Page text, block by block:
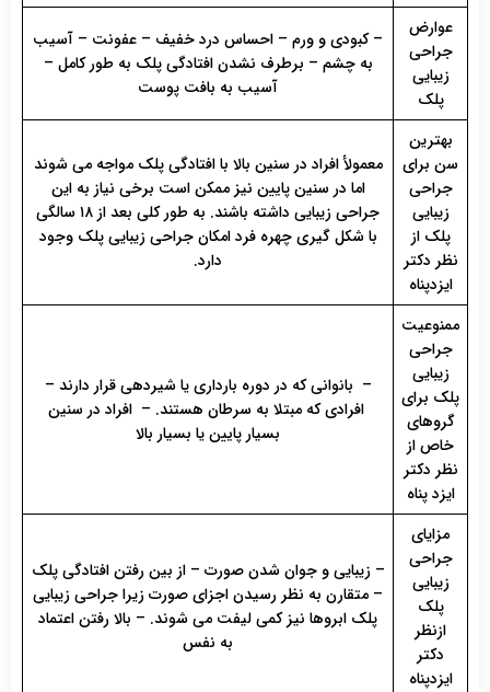
عوارض
جراحی
زیبایی
پلک
– کبودی و ورم – احساس درد خفیف – عفونت – آسیب
به چشم – برطرف نشدن افتادگی پلک به طور کامل –
آسیب به بافت پوست
بهترین
سن برای
جراحی
زیبایی
پلک از
نظر دکتر
ایزدپناه
معمولأ افراد در سنین بالا با افتادگی پلک مواجه می شوند
اما در سنین پایین نیز ممکن است برخی نیاز به این
جراحی زیبایی داشته باشند. به طور کلی بعد از ۱۸ سالگی
با شکل گیری چهره فرد امکان جراحی زیبایی پلک وجود
دارد.
ممنوعیت
جراحی
زیبایی
پلک برای
گروهای
خاص از
نظر دکتر
ایزد پناه
– بانوانی که در دوره بارداری یا شیردهی قرار دارند –
افرادی که مبتلا به سرطان هستند. – افراد در سنین
بسیار پایین یا بسیار بالا
مزایای
جراحی
زیبایی
پلک
ازنظر
دکتر
ایزدپناه
– زیبایی و جوان شدن صورت – از بین رفتن افتادگی پلک
– متقارن به نظر رسیدن اجزای صورت زیرا جراحی زیبایی
پلک ابروها نیز کمی لیفت می شوند. – بالا رفتن اعتماد
به نفس